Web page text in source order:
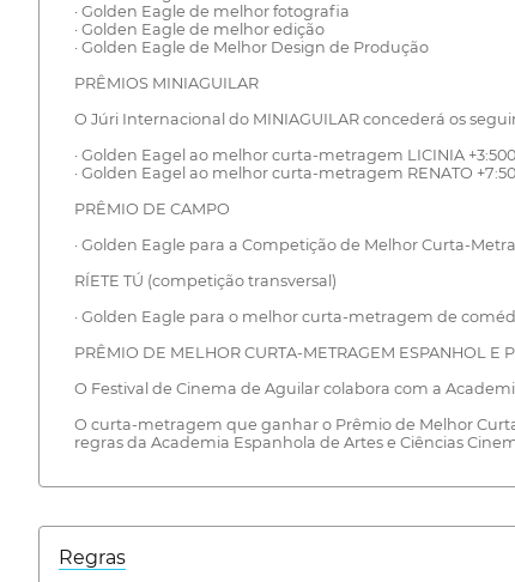
· Golden Eagle de melhor fotografia
· Golden Eagle de melhor edição
· Golden Eagle de Melhor Design de Produção
PRÊMIOS MINIAGUILAR
O Júri Internacional do MINIAGUILAR concederá os
· Golden Eagel ao melhor curta-metragem LICINIA
· Golden Eagel ao melhor curta-metragem RENATO
PRÊMIO DE CAMPO
· Golden Eagle para a Competição de Melhor Curta-
RÍETE TÚ (competição transversal)
· Golden Eagle para o melhor curta-metragem de
PRÊMIO DE MELHOR CURTA-METRAGEM ESPANHOL E
O Festival de Cinema de Aguilar colabora com a
O curta-metragem que ganhar o Prêmio de Melhor
regras da Academia Espanhola de Artes e Ciências
Regras